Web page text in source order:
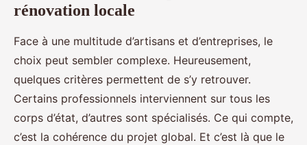
rénovation locale
Face à une multitude d’artisans et d’entreprises, le
choix peut sembler complexe. Heureusement,
quelques critères permettent de s’y retrouver.
Certains professionnels interviennent sur tous les
corps d’état, d’autres sont spécialisés. Ce qui compte,
c’est la cohérence du projet global. Et c’est là que le